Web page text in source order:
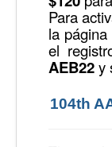
Para
la
el
AEB22y
104th